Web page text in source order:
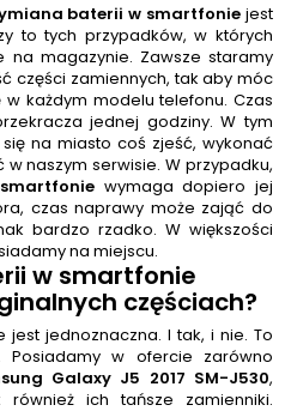
baterii w smartfonie jest
to tych przypadków, w których
na magazynie. Zawsze staramy
części zamiennych, tak aby móc
każdym modelu telefonu. Czas
jednej godziny. W tym
na miasto coś zjeść, wykonać
naszym serwisie. W przypadku,
wymaga dopiero jej
czas naprawy może zająć do
bardzo rzadko. W większości
na miejscu.
w smartfonie
częściach?
jednoznaczna. I tak, i nie. To
Posiadamy w ofercie zarówno
Galaxy J5 2017 SM-J530,
ich tańsze zamienniki.